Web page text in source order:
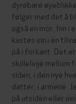
dyrebare
følger med det å
også en mor. Inn i
kastes inn i en
på i forkant. Det
skillelinje mellom
siden, i den nye
datter, i armene.
på utsiden eller